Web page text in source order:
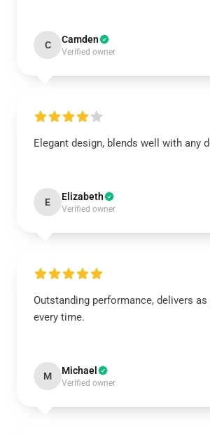
C Camden
Verified owner
Elegant design, blends well with any
E Elizabeth
Verified owner
Outstanding performance, delivers
every time.
M Michael
Verified owner